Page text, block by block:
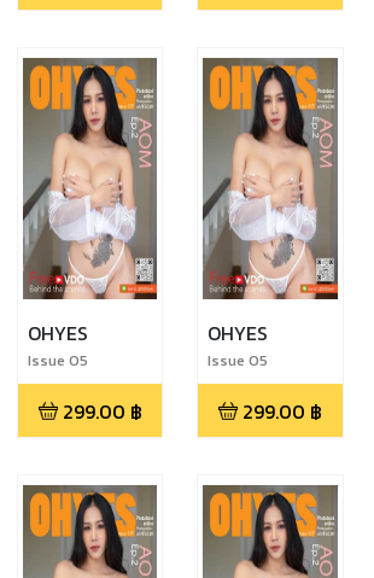
OHYES
Issue 05
299.00 ฿
OHYES
Issue 05
299.00 ฿